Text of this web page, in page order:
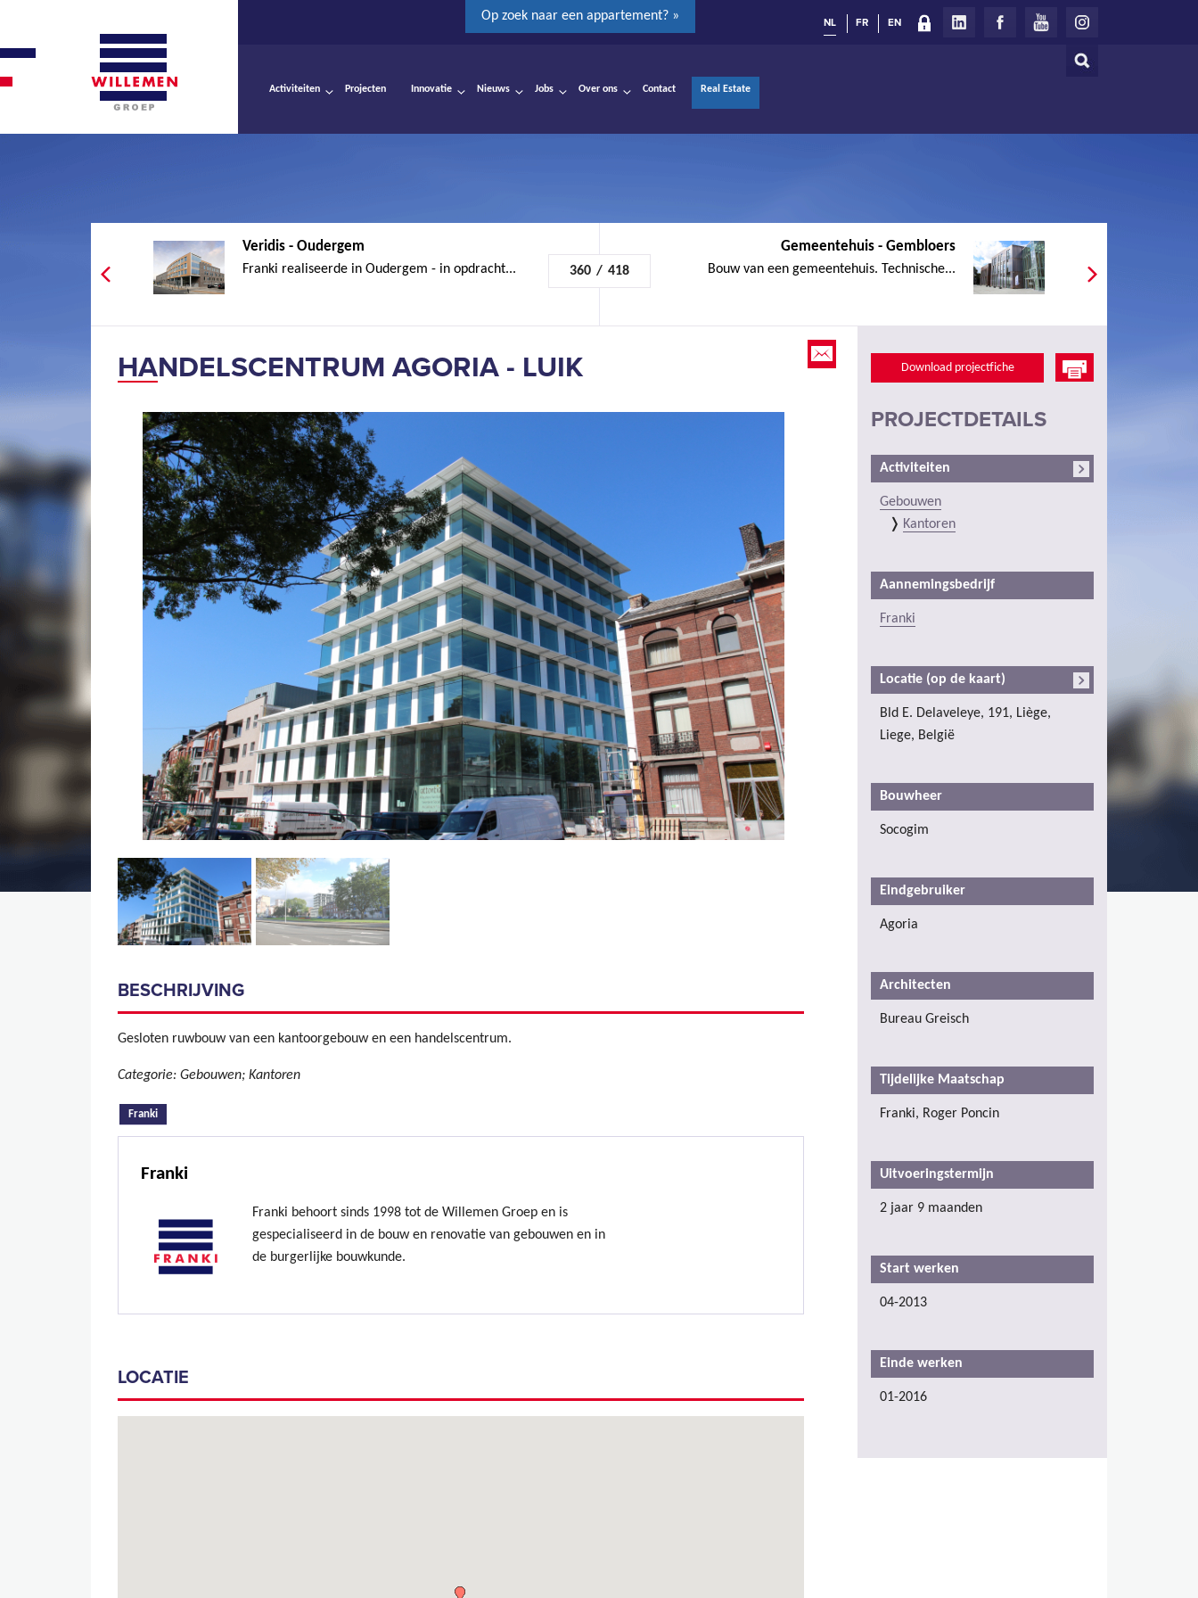
Op zoek naar een appartement? »
Zoeken
NL FR EN
Activiteiten Projecten Innovatie Nieuws Jobs Over ons Contact Real Estate
Veridis - Oudergem
Franki realiseerde in Oudergem - in opdracht... 360 / 418
Gemeentehuis - Gembloers
Bouw van een gemeentehuis. Technische...
HANDELSCENTRUM AGORIA - LUIK
BESCHRIJVING
Gesloten ruwbouw van een kantoorgebouw en een handelscentrum.
Categorie: Gebouwen; Kantoren
Franki
Franki
Franki behoort sinds 1998 tot de Willemen Groep en is
gespecialiseerd in de bouw en renovatie van gebouwen en in
de burgerlijke bouwkunde.
LOCATIE
Download projectfiche
PROJECTDETAILS
Activiteiten
Gebouwen
Kantoren
Aannemingsbedrijf
Franki
Locatie (op de kaart)
Bld E. Delaveleye, 191, Liège,
Liege, België
Bouwheer
Socogim
Eindgebruiker
Agoria
Architecten
Bureau Greisch
Tijdelijke Maatschap
Franki, Roger Poncin
Uitvoeringstermijn
2 jaar 9 maanden
Start werken
04-2013
Einde werken
01-2016